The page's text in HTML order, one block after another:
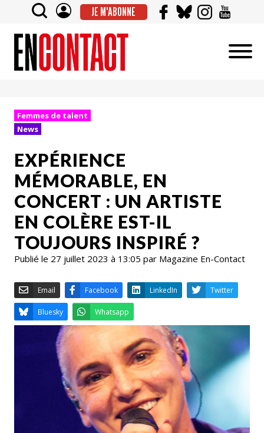
JE M'ABONNE
Femmes de talent
News
EXPÉRIENCE
MÉMORABLE, EN
CONCERT : UN ARTISTE
EN COLÈRE EST-IL
TOUJOURS INSPIRÉ ?
Publié le 27 juillet 2023 à 13:05 par Magazine En-Contact
Email Facebook LinkedIn
Bluesky Whatsapp